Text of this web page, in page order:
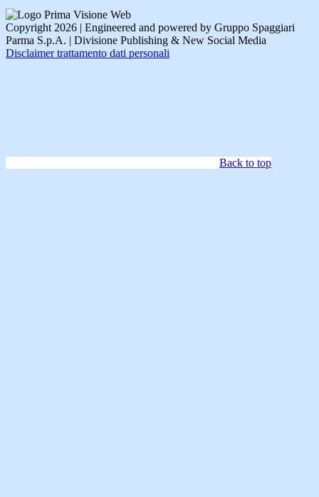
Copyright 2026 | Engineered and powered by Gruppo Spaggiari
Parma S.p.A. | Divisione Publishing & New Social Media
Disclaimer trattamento dati personali
Back to top